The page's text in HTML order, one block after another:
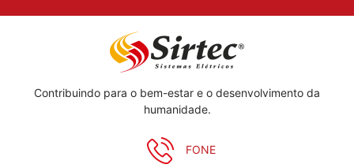
Contribuindo para o bem-estar e o desenvolvimento da
humanidade.
FONE